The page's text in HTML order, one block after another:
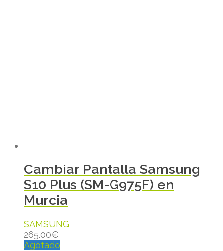
Cambiar Pantalla Samsung
S10 Plus (SM-G975F) en
Murcia
SAMSUNG
265.00€
Agotado